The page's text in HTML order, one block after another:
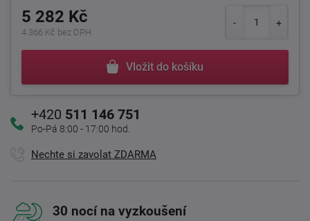
5 282 Kč
4 366 Kč bez DPH
Vložit do košíku
+420 511 146 751
Po-Pá 8:00 - 17:00 hod.
Nechte si zavolat ZDARMA
30 nocí na vyzkoušení